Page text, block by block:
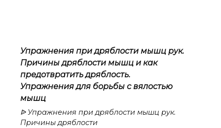
Упражнения при дряблости мышц рук.
Причины дряблости мышц и как
предотвратить дряблость.
Упражнения для борьбы с вялостью
мышц
ᐉ Упражнения при дряблости мышц рук.
Причины дряблости